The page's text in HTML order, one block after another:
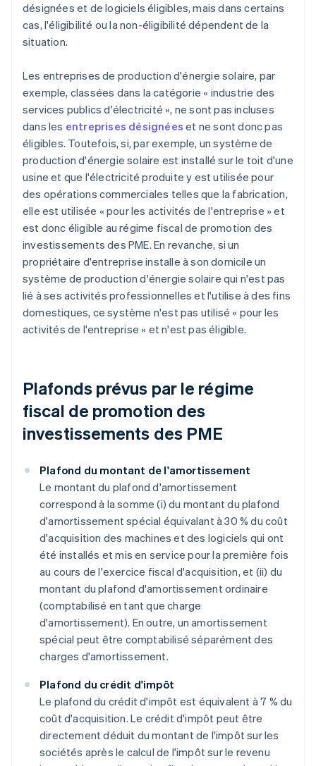
désignées et de logiciels éligibles, mais dans certains
cas, l'éligibilité ou la non-éligibilité dépendent de la
situation.
Les entreprises de production d'énergie solaire, par
exemple, classées dans la catégorie « industrie des
services publics d'électricité », ne sont pas incluses
dans les entreprises désignées et ne sont donc pas
éligibles. Toutefois, si, par exemple, un système de
production d'énergie solaire est installé sur le toit d'une
usine et que l'électricité produite y est utilisée pour
des opérations commerciales telles que la fabrication,
elle est utilisée « pour les activités de l'entreprise » et
est donc éligible au régime fiscal de promotion des
investissements des PME. En revanche, si un
propriétaire d'entreprise installe à son domicile un
système de production d'énergie solaire qui n'est pas
lié à ses activités professionnelles et l'utilise à des fins
domestiques, ce système n'est pas utilisé « pour les
activités de l'entreprise » et n'est pas éligible.
Plafonds prévus par le régime
fiscal de promotion des
investissements des PME
Plafond du montant de l'amortissement
Le montant du plafond d'amortissement
correspond à la somme (i) du montant du plafond
d'amortissement spécial équivalant à 30 % du coût
d'acquisition des machines et des logiciels qui ont
été installés et mis en service pour la première fois
au cours de l'exercice fiscal d'acquisition, et (ii) du
montant du plafond d'amortissement ordinaire
(comptabilisé en tant que charge
d'amortissement). En outre, un amortissement
spécial peut être comptabilisé séparément des
charges d'amortissement.
Plafond du crédit d'impôt
Le plafond du crédit d'impôt est équivalent à 7 % du
coût d'acquisition. Le crédit d'impôt peut être
directement déduit du montant de l'impôt sur les
sociétés après le calcul de l'impôt sur le revenu